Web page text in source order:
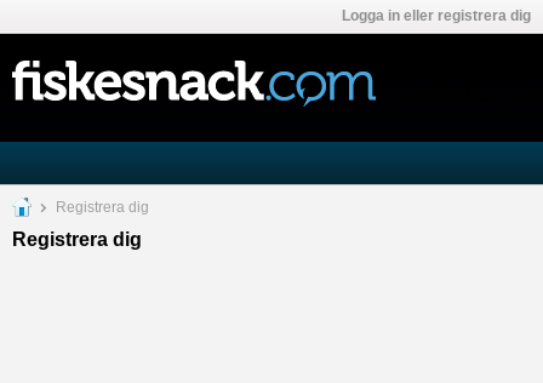
Logga in eller registrera dig
Registrera dig
Registrera dig